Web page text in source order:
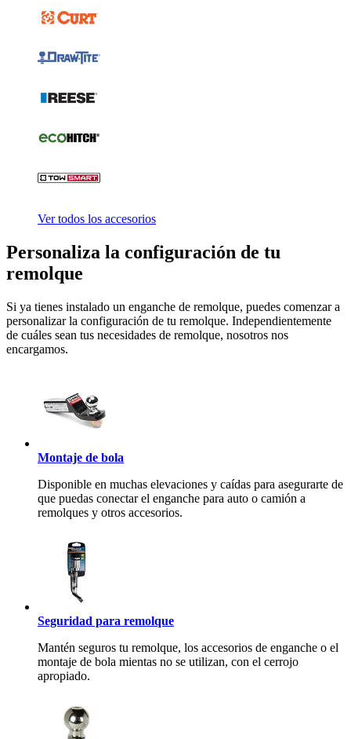
Ver todos los accesorios
Personaliza la configuración de tu
remolque
Si ya tienes instalado un enganche de remolque, puedes comenzar a
personalizar la configuración de tu remolque. Independientemente
de cuáles sean tus necesidades de remolque, nosotros nos
encargamos.
Montaje de bola
Disponible en muchas elevaciones y caídas para asegurarte de
que puedas conectar el enganche para auto o camión a
remolques y otros accesorios.
Seguridad para remolque
Mantén seguros tu remolque, los accesorios de enganche o el
montaje de bola mientas no se utilizan, con el cerrojo
apropiado.